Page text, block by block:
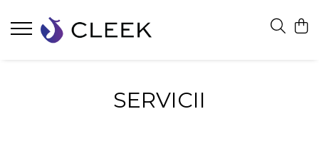
SERVICII